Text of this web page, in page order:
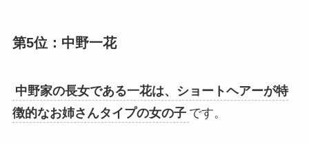
第5位：中野一花
中野家の長女である一花は、ショートヘアーが特
徴的なお姉さんタイプの女の子 です。